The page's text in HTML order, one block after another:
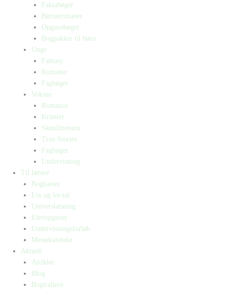
Faktabøger
Børneromaner
Opgavebøger
Bogpakker til børn
Unge
Fantasy
Romaner
Fagbøger
Voksne
Romance
Krimier
Skønlitteratur
True Stories
Fagbøger
Undervisning
Til lærere
Bogkasser
Lix og let-tal
Universlæsning
Elevopgaver
Undervisningsforløb
Messekalender
Aktuelt
Artikler
Blog
Bogtrailere